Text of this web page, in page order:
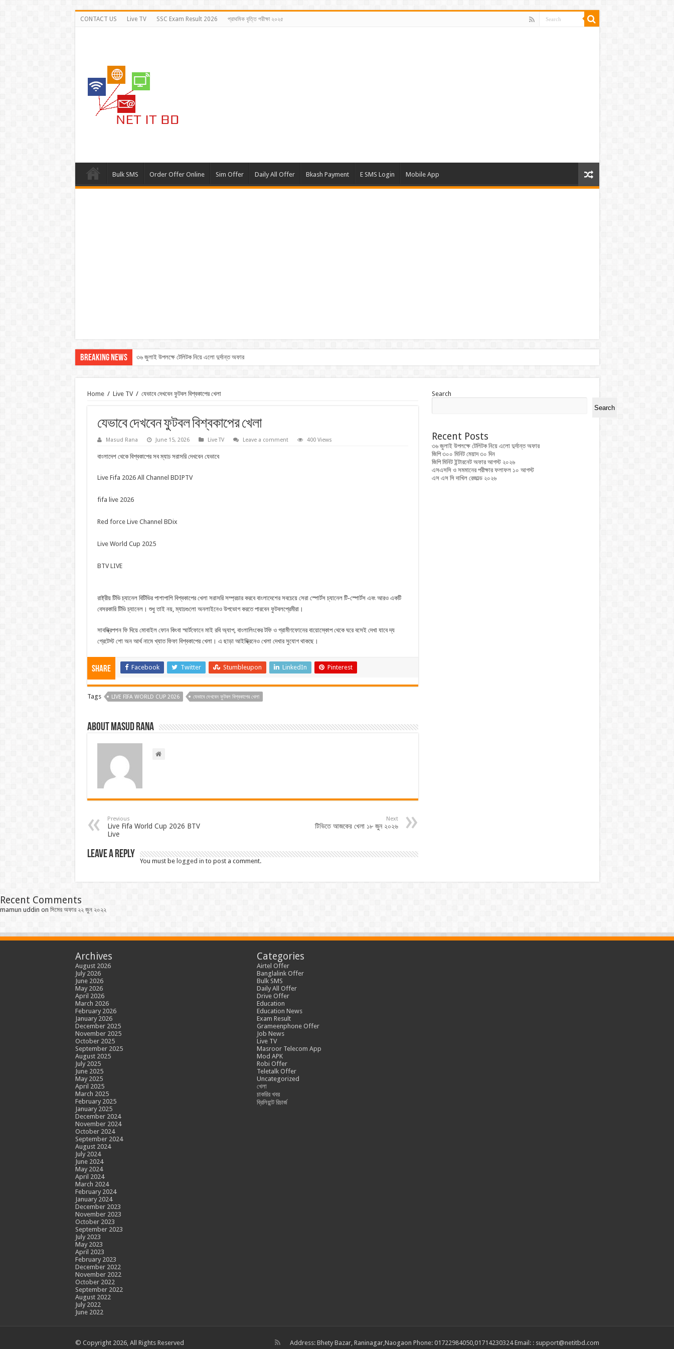
CONTACT US Live TV SSC Exam Result 2026 প্রাথমিক বৃত্তি পরীক্ষা ২০২৫
Bulk SMS Order Offer Online Sim Offer Daily All Offer Bkash Payment E SMS Login Mobile App
Breaking News ৩৬ জুলাই উপলক্ষে টেলিটক নিয়ে এলো দুর্দান্ত অফার
Home / Live TV / যেভাবে দেখবেন ফুটবল বিশ্বকাপের খেলা
যেভাবে দেখবেন ফুটবল বিশ্বকাপের খেলা
Masud Rana June 15, 2026 Live TV Leave a comment 400 Views
বাংলাদেশ থেকে বিশ্বকাপের সব ম্যাচ সরাসরি দেখবেন যেভাবে
Live Fifa 2026 All Channel BDIPTV
fifa live 2026
Red force Live Channel BDix
Live World Cup 2025
BTV LIVE
রাষ্ট্রীয় টিভি চ্যানেল বিটিভির পাশাপাশি বিশ্বকাপের খেলা সরাসরি সম্প্রচার করবে বাংলাদেশের সবচেয়ে সেরা স্পোর্টস চ্যানেল টি-স্পোর্টস এবং আরও একটি
বেসরকারি টিভি চ্যানেল। শুধু তাই নয়, ম্যাচগুলো অনলাইনেও উপভোগ করতে পারবেন ফুটবলপ্রেমীরা।
সাবস্ক্রিপশন ফি দিয়ে মোবাইল ফোন কিংবা স্মার্টফোনে মাই রবি অ্যাপ, বাংলালিংকের টফি ও গ্রামীণফোনের বায়োস্কোপ থেকে ঘরে বসেই দেখা যাবে দ্য
গ্রেটেস্ট শো অন আর্থ নামে খ্যাত ফিফা বিশ্বকাপের খেলা। এ ছাড়া আইস্ক্রিনেও খেলা দেখার সুযোগ থাকছে।
Share Facebook Twitter Stumbleupon LinkedIn Pinterest
Tags LIVE FIFA WORLD CUP 2026 যেভাবে দেখবেন ফুটবল বিশ্বকাপের খেলা
About Masud Rana
Previous
Live Fifa World Cup 2026 BTV
Live
Next
টিভিতে আজকের খেলা ১৮ জুন ২০২৬
Leave a Reply
You must be logged in to post a comment.
Search
Search
Recent Posts
৩৬ জুলাই উপলক্ষে টেলিটক নিয়ে এলো দুর্দান্ত অফার
জিপি ৩০০ মিনিট মেয়াদ ৩০ দিন
জিপি মিনিট ইন্টারনেট অফার আগস্ট ২০২৬
এসএসসি ও সমমানের পরীক্ষার ফলাফল ১০ আগস্ট
এস এস সি দাখিল রেজাল্ড ২০২৬
Recent Comments
mamun uddin on সিমের অফার ২২ জুন ২০২২
Archives
August 2026
July 2026
June 2026
May 2026
April 2026
March 2026
February 2026
January 2026
December 2025
November 2025
October 2025
September 2025
August 2025
July 2025
June 2025
May 2025
April 2025
March 2025
February 2025
January 2025
December 2024
November 2024
October 2024
September 2024
August 2024
July 2024
June 2024
May 2024
April 2024
March 2024
February 2024
January 2024
December 2023
November 2023
October 2023
September 2023
July 2023
May 2023
April 2023
February 2023
December 2022
November 2022
October 2022
September 2022
August 2022
July 2022
June 2022
Categories
Airtel Offer
Banglalink Offer
Bulk SMS
Daily All Offer
Drive Offer
Education
Education News
Exam Result
Grameenphone Offer
Job News
Live TV
Masroor Telecom App
Mod APK
Robi Offer
Teletalk Offer
Uncategorized
খেলা
চাকরির খবর
ব্রিলিয়ান্ট রিচার্জ
Address: Bhety Bazar, Raninagar,Naogaon Phone: 01722984050,01714230324 Email: : support@netitbd.com
© Copyright 2026, All Rights Reserved